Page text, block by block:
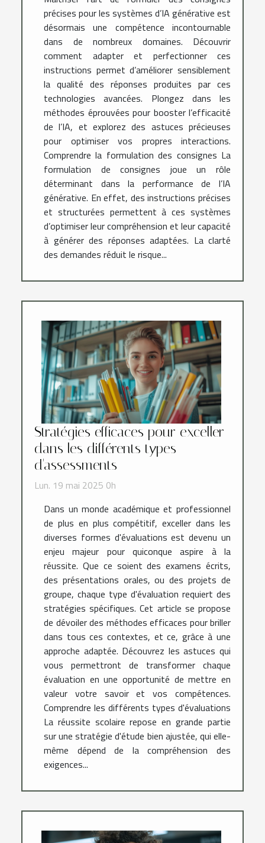
précises pour les systèmes d’IA générative est
désormais une compétence incontournable
dans de nombreux domaines. Découvrir
comment adapter et perfectionner ces
instructions permet d’améliorer sensiblement
la qualité des réponses produites par ces
technologies avancées. Plongez dans les
méthodes éprouvées pour booster l’efficacité
de l’IA, et explorez des astuces précieuses
pour optimiser vos propres interactions.
Comprendre la formulation des consignes La
formulation de consignes joue un rôle
déterminant dans la performance de l’IA
générative. En effet, des instructions précises
et structurées permettent à ces systèmes
d’optimiser leur compréhension et leur capacité
à générer des réponses adaptées. La clarté
des demandes réduit le risque...
Stratégies efficaces pour exceller
dans les différents types
d'assessments
Lun. 19 mai 2025 0h
Dans un monde académique et professionnel
de plus en plus compétitif, exceller dans les
diverses formes d'évaluations est devenu un
enjeu majeur pour quiconque aspire à la
réussite. Que ce soient des examens écrits,
des présentations orales, ou des projets de
groupe, chaque type d'évaluation requiert des
stratégies spécifiques. Cet article se propose
de dévoiler des méthodes efficaces pour briller
dans tous ces contextes, et ce, grâce à une
approche adaptée. Découvrez les astuces qui
vous permettront de transformer chaque
évaluation en une opportunité de mettre en
valeur votre savoir et vos compétences.
Comprendre les différents types d'évaluations
La réussite scolaire repose en grande partie
sur une stratégie d'étude bien ajustée, qui elle-
même dépend de la compréhension des
exigences...